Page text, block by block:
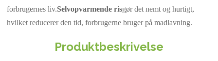
forbrugernes liv.Selvopvarmende risgør det nemt og hurtigt,
hvilket reducerer den tid, forbrugerne bruger på madlavning.
Produktbeskrivelse